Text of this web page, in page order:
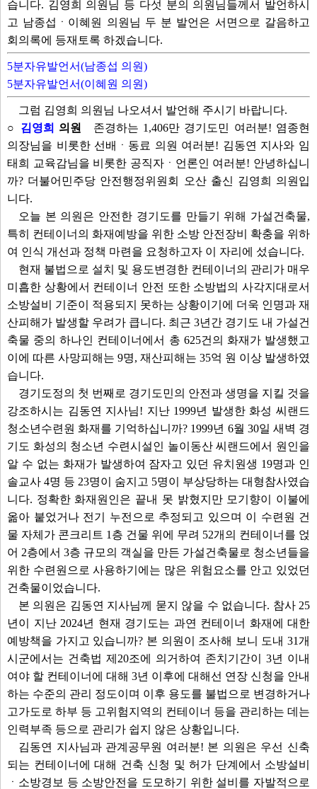
습니다. 김영희 의원님 등 다섯 분의 의원님들께서 발언하시
고 남종섭ㆍ이혜원 의원님 두 분 발언은 서면으로 갈음하고
회의록에 등재토록 하겠습니다.
5분자유발언서(남종섭 의원)
5분자유발언서(이혜원 의원)
그럼 김영희 의원님 나오셔서 발언해 주시기 바랍니다.
○ 김영희 의원
존경하는 1,406만 경기도민 여러분! 염종현
의장님을 비롯한 선배ㆍ동료 의원 여러분! 김동연 지사와 임
태희 교육감님을 비롯한 공직자ㆍ언론인 여러분! 안녕하십니
까? 더불어민주당 안전행정위원회 오산 출신 김영희 의원입
니다.
오늘 본 의원은 안전한 경기도를 만들기 위해 가설건축물,
특히 컨테이너의 화재예방을 위한 소방 안전장비 확충을 위하
여 인식 개선과 정책 마련을 요청하고자 이 자리에 섰습니다.
현재 불법으로 설치 및 용도변경한 컨테이너의 관리가 매우
미흡한 상황에서 컨테이너 안전 또한 소방법의 사각지대로서
소방설비 기준이 적용되지 못하는 상황이기에 더욱 인명과 재
산피해가 발생할 우려가 큽니다. 최근 3년간 경기도 내 가설건
축물 중의 하나인 컨테이너에서 총 625건의 화재가 발생했고
이에 따른 사망피해는 9명, 재산피해는 35억 원 이상 발생하였
습니다.
경기도정의 첫 번째로 경기도민의 안전과 생명을 지킬 것을
강조하시는 김동연 지사님! 지난 1999년 발생한 화성 씨랜드
청소년수련원 화재를 기억하십니까? 1999년 6월 30일 새벽 경
기도 화성의 청소년 수련시설인 놀이동산 씨랜드에서 원인을
알 수 없는 화재가 발생하여 잠자고 있던 유치원생 19명과 인
솔교사 4명 등 23명이 숨지고 5명이 부상당하는 대형참사였습
니다. 정확한 화재원인은 끝내 못 밝혔지만 모기향이 이불에
옮아 붙었거나 전기 누전으로 추정되고 있으며 이 수련원 건
물 자체가 콘크리트 1층 건물 위에 무려 52개의 컨테이너를 얹
어 2층에서 3층 규모의 객실을 만든 가설건축물로 청소년들을
위한 수련원으로 사용하기에는 많은 위험요소를 안고 있었던
건축물이었습니다.
본 의원은 김동연 지사님께 묻지 않을 수 없습니다. 참사 25
년이 지난 2024년 현재 경기도는 과연 컨테이너 화재에 대한
예방책을 가지고 있습니까? 본 의원이 조사해 보니 도내 31개
시군에서는 건축법 제20조에 의거하여 존치기간이 3년 이내
여야 할 컨테이너에 대해 3년 이후에 대해선 연장 신청을 안내
하는 수준의 관리 정도이며 이후 용도를 불법으로 변경하거나
고가도로 하부 등 고위험지역의 컨테이너 등을 관리하는 데는
인력부족 등으로 관리가 쉽지 않은 상황입니다.
김동연 지사님과 관계공무원 여러분! 본 의원은 우선 신축
되는 컨테이너에 대해 건축 신청 및 허가 단계에서 소방설비
ㆍ소방경보 등 소방안전을 도모하기 위한 설비를 자발적으로